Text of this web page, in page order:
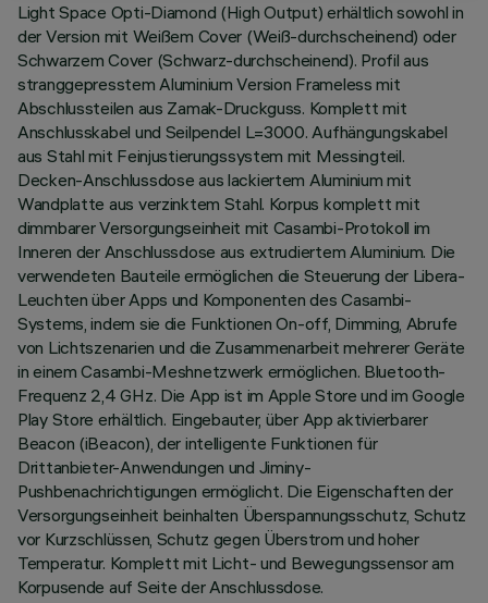
Light Space Opti-Diamond (High Output) erhältlich sowohl in
der Version mit Weißem Cover (Weiß-durchscheinend) oder
Schwarzem Cover (Schwarz-durchscheinend). Profil aus
stranggepresstem Aluminium Version Frameless mit
Abschlussteilen aus Zamak-Druckguss. Komplett mit
Anschlusskabel und Seilpendel L=3000. Aufhängungskabel
aus Stahl mit Feinjustierungssystem mit Messingteil.
Decken-Anschlussdose aus lackiertem Aluminium mit
Wandplatte aus verzinktem Stahl. Korpus komplett mit
dimmbarer Versorgungseinheit mit Casambi-Protokoll im
Inneren der Anschlussdose aus extrudiertem Aluminium. Die
verwendeten Bauteile ermöglichen die Steuerung der Libera-
Leuchten über Apps und Komponenten des Casambi-
Systems, indem sie die Funktionen On-off, Dimming, Abrufe
von Lichtszenarien und die Zusammenarbeit mehrerer Geräte
in einem Casambi-Meshnetzwerk ermöglichen. Bluetooth-
Frequenz 2,4 GHz. Die App ist im Apple Store und im Google
Play Store erhältlich. Eingebauter, über App aktivierbarer
Beacon (iBeacon), der intelligente Funktionen für
Drittanbieter-Anwendungen und Jiminy-
Pushbenachrichtigungen ermöglicht. Die Eigenschaften der
Versorgungseinheit beinhalten Überspannungsschutz, Schutz
vor Kurzschlüssen, Schutz gegen Überstrom und hoher
Temperatur. Komplett mit Licht- und Bewegungssensor am
Korpusende auf Seite der Anschlussdose.